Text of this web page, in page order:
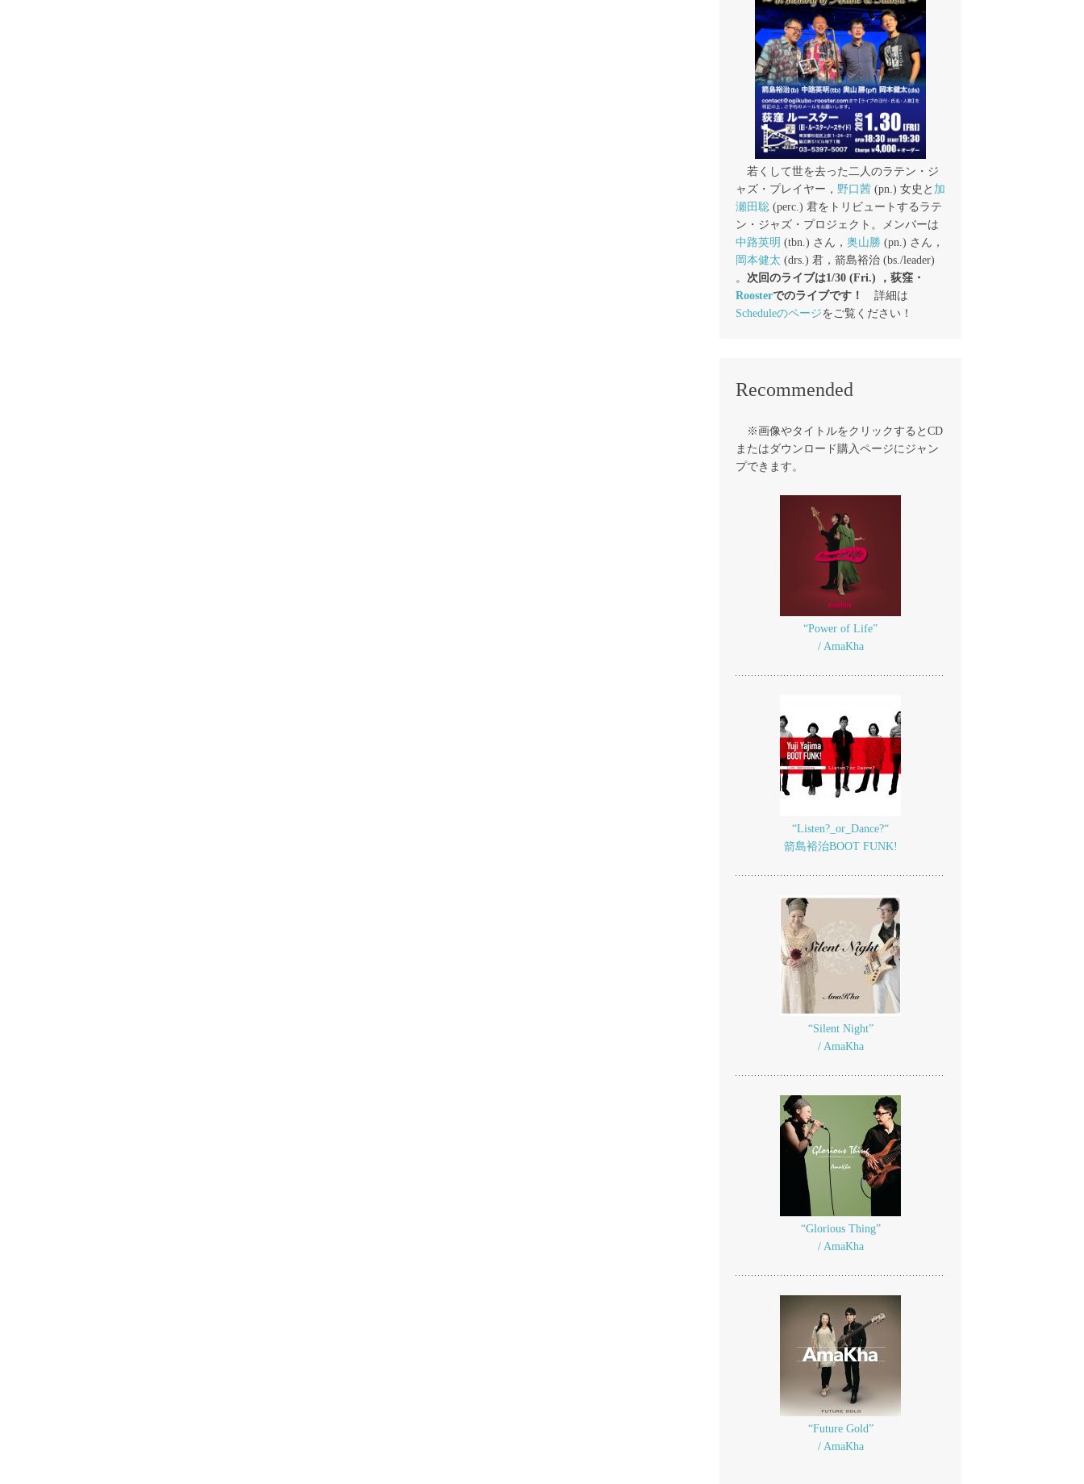
若くして世を去った二人のラテン・ジ
ャズ・プレイヤー， 野口茜 (pn.) 女史と 加
瀬田聡 (perc.) 君をトリビュートするラテ
ン・ジャズ・プロジェクト。メンバーは
中路英明 (tbn.) さん， 奥山勝 (pn.) さん，
岡本健太 (drs.) 君，箭島裕治 (bs./leader)
。 次回のライブは1/30 (Fri.) ，荻窪・
Roosterでのライブです！
詳細は
Scheduleのページをご覧ください！
Recommended
※画像やタイトルをクリックするとCD
またはダウンロード購入ページにジャン
プできます。
“Power of Life”
/ AmaKha
“Listen?_or_Dance?“
箭島裕治BOOT FUNK!
“Silent Night”
/ AmaKha
“Glorious Thing”
/ AmaKha
“Future Gold”
/ AmaKha